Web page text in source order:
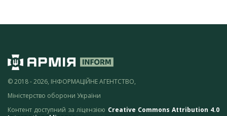
© 2018 - 2026, ІНФОРМАЦІЙНЕ АГЕНТСТВО,
Міністерство оборони України
Контент доступний за ліцензією Creative Commons Attribution 4.0